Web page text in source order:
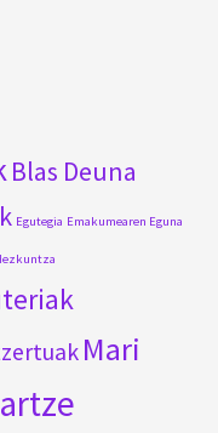
Blas Deuna
Egutegia Emakumearen Eguna
Mari